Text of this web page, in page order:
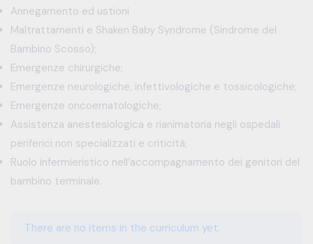
Annegamento ed ustioni
Maltrattamenti e Shaken Baby Syndrome (Sindrome del
Bambino Scosso);
Emergenze chirurgiche;
Emergenze neurologiche, infettivologiche e tossicologiche;
Emergenze oncoematologiche;
Assistenza anestesiologica e rianimatoria negli ospedali
periferici non specializzati e criticità;
Ruolo infermieristico nell’accompagnamento dei genitori del
bambino terminale.
There are no items in the curriculum yet.